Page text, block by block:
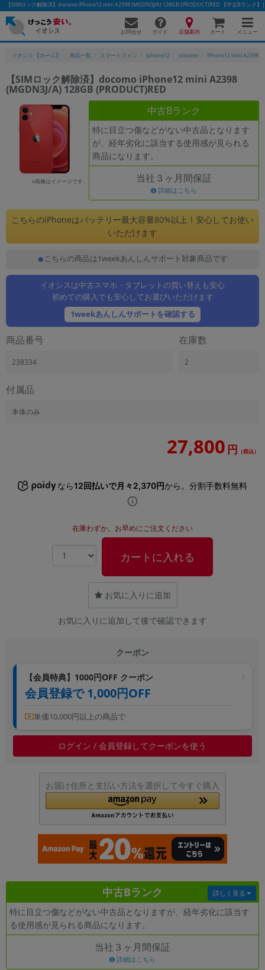
【SIMロック解除済】docomo iPhone12 mini A2398 (MGDN3J/A) 128GB (PRODUCT)RED 【中古Bランク
お問合せ ガイド 店舗案内 カート メニュー
イオシス 【ホーム】 商品一覧 スマートフォン iphone12 docomo iPhone12 mini A2398
【SIMロック解除済】docomo iPhone12 mini A2398
(MGDN3J/A) 128GB (PRODUCT)RED
※画像はイメージです
中古Bランク
特に目立つ傷などがない中古品となります
が、経年劣化に該当する使用感が見られる
商品になります。
当社３ヶ月間保証
詳細はこちら
こちらのiPhoneはバッテリー最大容量80%以上！安心してお使い
いただけます
こちらの商品は1weekあんしんサポート対象商品です
イオシスは中古スマホ・タブレットの買い替えも安心
初めての購入でも安心してお選びいただけます
1weekあんしんサポートを確認する
商品番号
238334
在庫数
2
付属品
本体のみ
27,800 円 （税込）
なら12回払いで月々2,370円から。分割手数料無料
在庫わずか。お早めにご注文ください
カートに入れる
お気に入りに追加
お気に入りに追加して後で確認できます
クーポン
【会員特典】1000円OFF クーポン
会員登録で 1,000円OFF
単価10,000円以上の商品で
ログイン / 会員登録してクーポンを使う
お届け住所と支払い方法を選択して今すぐ購入
中古Bランク
特に目立つ傷などがない中古品となりますが、経年劣化に該当す
る使用感が見られる商品になります。
詳しく見る
当社３ヶ月間保証
詳細はこちら
かんたんパソコン検索に切り替える
フリーワード
除外ワード
人気の検索ワード： Let's note
「スマートフォン」「タブレット」など
シリーズ
商品シリーズ名・ブランド名の絞り込み。
メーカー
製造、販売メーカーの絞り込み
「Apple」「SONY」「SHARP」など
商品の搭載機能による絞り込み
ドライブの絞り込み
ランク
OS
円 ～
年 月 まで
各項目のチェックボックスは「or検索」となります。
ただし機能別のみ「and検索」となります。